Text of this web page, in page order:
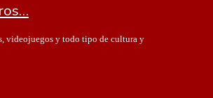
videojuegos y todo tipo de cultura y